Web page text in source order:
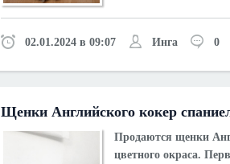
02.01.2024 в 09:07 Инга 0
Щенки Английского кокер
Продаются щенки
цветного окраса.